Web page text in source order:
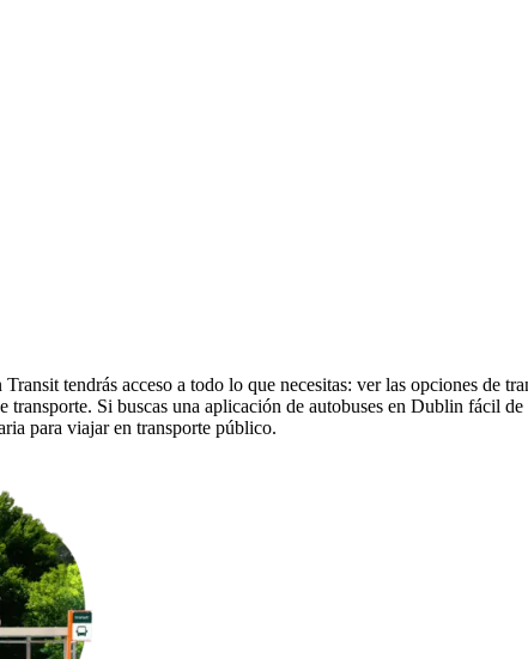
tendrás acceso a todo lo que necesitas: ver las opciones de
Si buscas una aplicación de autobuses en Dublin fácil
para viajar en transporte público.